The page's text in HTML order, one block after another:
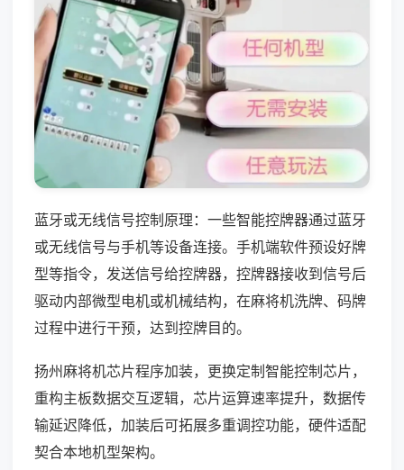
蓝牙或无线信号控制原理：一些智能控牌器通过蓝牙
或无线信号与手机等设备连接。手机端软件预设好牌
型等指令，发送信号给控牌器，控牌器接收到信号后
驱动内部微型电机或机械结构，在麻将机洗牌、码牌
过程中进行干预，达到控牌目的。
扬州麻将机芯片程序加装，更换定制智能控制芯片，
重构主板数据交互逻辑，芯片运算速率提升，数据传
输延迟降低，加装后可拓展多重调控功能，硬件适配
契合本地机型架构。